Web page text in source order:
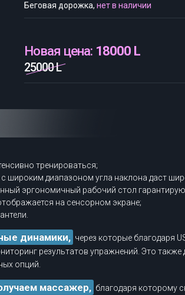
Беговая дорожка, нет в наличии
Новая цена: 18000 L
25000 L
тренироваться;
широким диапазоном угла наклона даст
эргономичный рабочий стол
на сенсорном экране;
динамики, через которые благодаря
результатов упражнений. Это
опций.
массажер, благодаря которому